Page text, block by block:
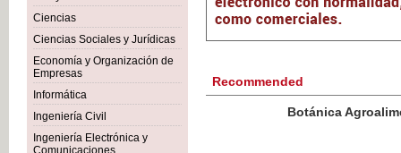
Ciencias
Ciencias Sociales y Jurídicas
Economía y Organización de
Empresas
Informática
Ingeniería Civil
Ingeniería Electrónica y
Comunicaciones
Recommended
Botánica Agroalimentaria